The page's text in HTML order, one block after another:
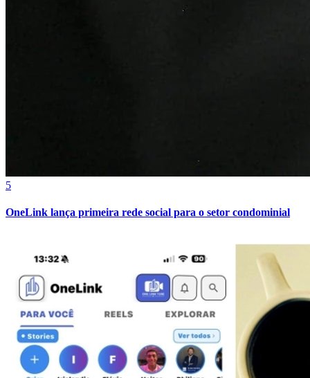
Vitória
5
OneLink lança primeira rede social para o setor condominial